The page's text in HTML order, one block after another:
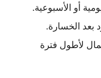
أو الأسبوعية.
بعد الخسارة.
لأطول فترة